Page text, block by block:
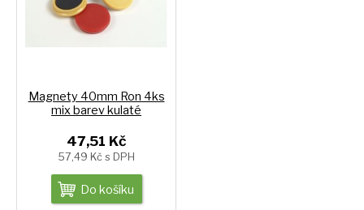
Magnety 40mm Ron 4ks
mix barev kulaté
47,51 Kč
57,49 Kč s DPH
Do košíku